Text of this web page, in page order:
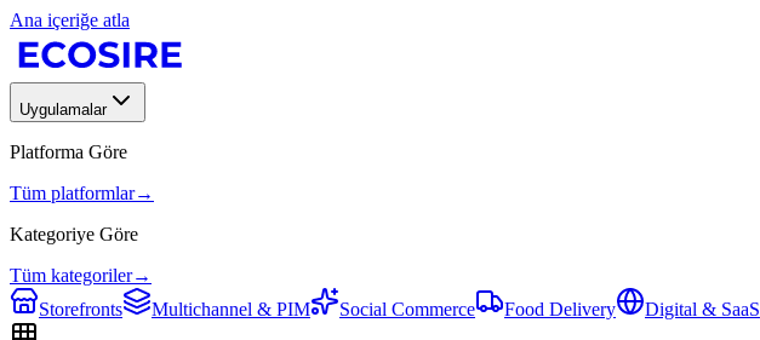
Ana içeriğe atla
Uygulamalar
Platforma Göre
Tüm platformlar→
Kategoriye Göre
Tüm kategoriler→
Storefronts
Multichannel & PIM Social Commerce Food Delivery Digital & SaaS